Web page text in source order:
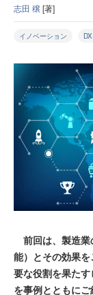
志田 穣 [著]
イノベーション DX
前回は、製造業
能）とその効果
要な役割を果た
を事例とともにご